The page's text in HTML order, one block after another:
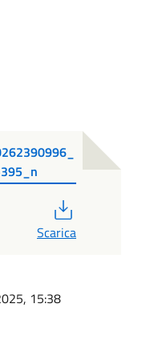
Scarica
15:38